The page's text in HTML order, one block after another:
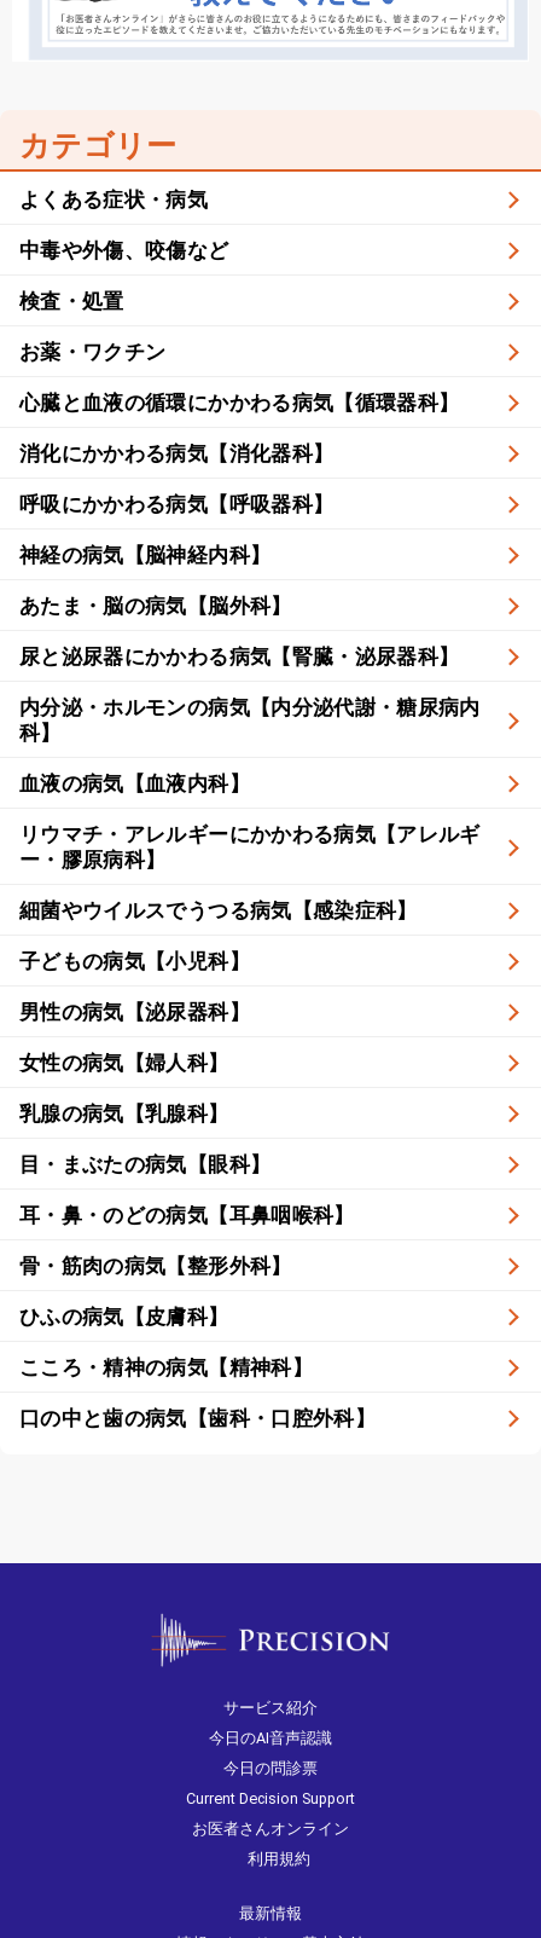
カテゴリー
よくある症状・病気
中毒や外傷、咬傷など
検査・処置
お薬・ワクチン
心臓と血液の循環にかかわる病気【循環器科】
消化にかかわる病気【消化器科】
呼吸にかかわる病気【呼吸器科】
神経の病気【脳神経内科】
あたま・脳の病気【脳外科】
尿と泌尿器にかかわる病気【腎臓・泌尿器科】
内分泌・ホルモンの病気【内分泌代謝・糖尿病内
科】
血液の病気【血液内科】
リウマチ・アレルギーにかかわる病気【アレルギ
ー・膠原病科】
細菌やウイルスでうつる病気【感染症科】
子どもの病気【小児科】
男性の病気【泌尿器科】
女性の病気【婦人科】
乳腺の病気【乳腺科】
目・まぶたの病気【眼科】
耳・鼻・のどの病気【耳鼻咽喉科】
骨・筋肉の病気【整形外科】
ひふの病気【皮膚科】
こころ・精神の病気【精神科】
口の中と歯の病気【歯科・口腔外科】
サービス紹介
今日のAI音声認識
今日の問診票
Current Decision Support
お医者さんオンライン
利用規約
最新情報